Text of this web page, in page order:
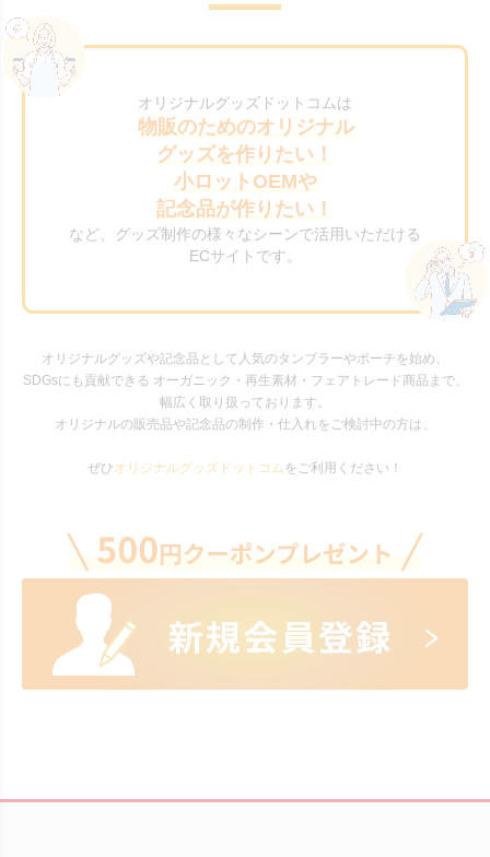
オリジナルグッズドットコムは
物販のためのオリジナル
グッズを作りたい！
小ロットOEMや
記念品が作りたい！
など、グッズ制作の様々なシーンで活用いただける
ECサイトです。
オリジナルグッズや記念品として人気のタンブラーやポーチを始め、
SDGsにも貢献できる オーガニック・再生素材・フェアトレード商品まで、
幅広く取り扱っております。
オリジナルの販売品や記念品の制作・仕入れをご検討中の方は、
ぜひオリジナルグッズドットコム をご利用ください！